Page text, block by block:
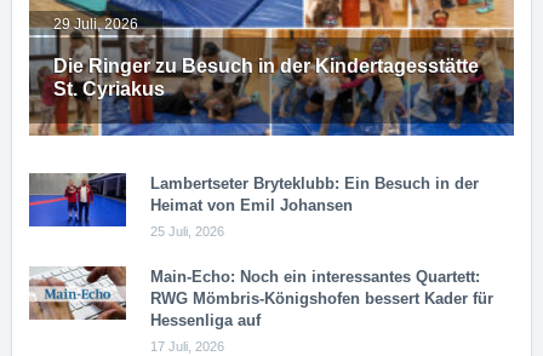
Die Ringer zu Besuch in der Kindertagesstätte
St. Cyriakus
29 Juli, 2026
Lambertseter Bryteklubb: Ein Besuch in der
Heimat von Emil Johansen
25 Juli, 2026
Main-Echo: Noch ein in­ter­es­san­tes Quar­tett:
RWG Möm­b­ris-Kö­n­igs­ho­fen bessert Kader für
Hessenliga auf
17 Juli, 2026